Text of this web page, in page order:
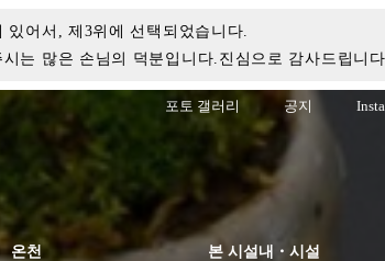
어서, 제3위에 선택되었습니다.
는 많은 손님의 덕분입니다.진심으로 감사드립니
포토 갤러리 공지
온천 본 시설내・시설